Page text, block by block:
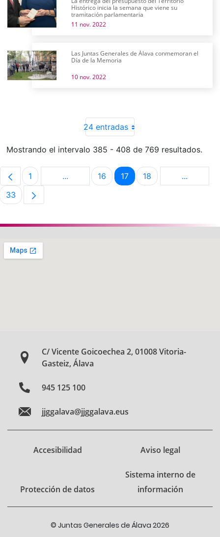
Histórico inicia la semana que viene su
tramitación parlamentaria
11 nov. 2022
Las Juntas Generales de Álava conmemoran el
Día de la Memoria
10 nov. 2022
24 entradas
Mostrando el intervalo 385 - 408 de 769 resultados.
Página
1 ...Páginas intermedias Use TAB para
Página
16 Página
17 Página
18 ...Páginas
Página
33
C/ Vicente Goicoechea 2, 01008 Vitoria-
Gasteiz, Álava
945 125 100
jjggalava@jjggalava.eus
Accesibilidad Aviso legal
Protección de datos
Sistema interno de
información
© Juntas Generales de Álava 2026